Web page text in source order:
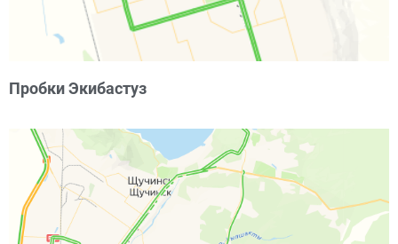
Пробки Экибастуз